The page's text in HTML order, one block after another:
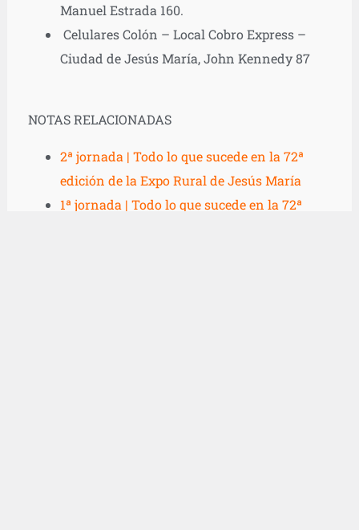
Manuel Estrada 160.
Celulares Colón – Local Cobro Express –
Ciudad de Jesús María, John Kennedy 87
NOTAS RELACIONADAS
2ª jornada | Todo lo que sucede en la 72ª
edición de la Expo Rural de Jesús María
1ª jornada | Todo lo que sucede en la 72ª